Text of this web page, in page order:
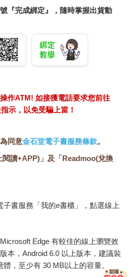
比公司是壟斷型貿易商，經營位於北
民地，公司股價因被大肆炒作而突破
谷底。這座「瘋狂腦袋」島嶼上，還
。旁邊的小島則分別叫做「絕望」、
地圖所表現的寓意，即是在諷刺金融
件」。
印度、中國、南非）視為全球經濟成
經濟體」和「已開發市場」這類詞
切割為「已經」、「尚未」、「即
一個親身經歷的例子可以說明金融和
生的身分，來到英國牛津大學聖彼
at the University of Oxford）。這個學
Street），同時也是舊牛津造幣廠
年，國王查理一世（Charles I）向國
移到牛津，因當時需錢孔亟，特別建
劍橋學院的銀製餐盤和餐具全都熔
被鑄造出來的便是牛津王冠幣
。在王冠幣上，您可以看到一處坐落
館（Bodleian Library）的市景；而博
百萬張地圖和兩萬本地圖集的知識寶
圖集──鐘的地圖集、恐龍冒險的地圖
『完成綁定』，隨時掌握出貨動
作ATM! 如接獲電話要求您前往
示，以免受騙上當！
同意金石堂電子書服務條款。
閱讀+APP)」及「Readmoo(兌換
書服務「我的e書櫃」，點選線上
Edge 有較佳的線上瀏覽效
本，Android 6.0 以上版本，建議裝
，至少有 30 MB以上的容量。